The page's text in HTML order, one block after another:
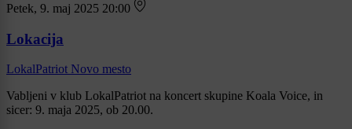
Petek, 9. maj 2025 20:00
Lokacija
LokalPatriot Novo mesto
Vabljeni v klub LokalPatriot na koncert skupine Koala Voice, in
sicer: 9. maja 2025, ob 20.00.